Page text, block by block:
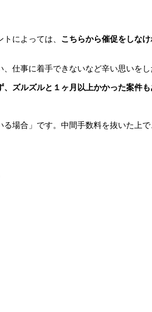
によっては、 こちらから催促をしな
仕事に着手できないなど辛い思いをし
ズルズルと１ヶ月以上かかった案件も
場合」です。中間手数料を抜いた上